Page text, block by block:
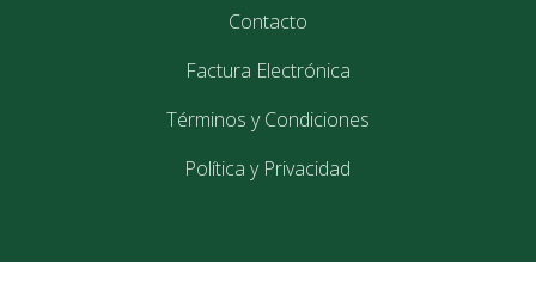
Contacto
Factura Electrónica
Términos y Condiciones
Política y Privacidad